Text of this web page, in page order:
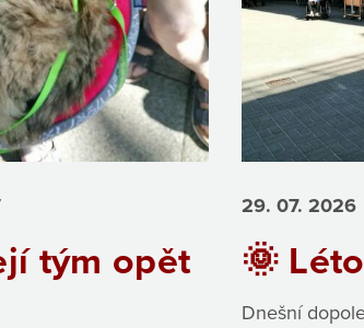
tým opět
29. 07. 2026
🌞
Dnešní